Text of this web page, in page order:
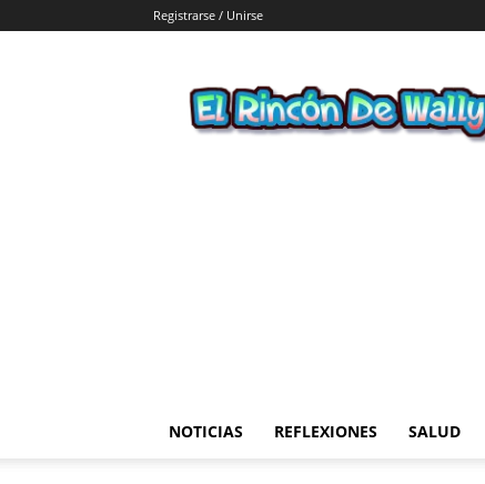
Registrarse / Unirse
Rincon
de
NOTICIAS REFLEXIONES SALUD